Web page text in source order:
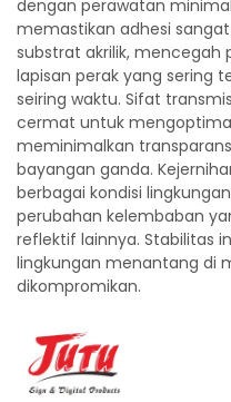
dengan perawatan
memastikan adhesi
substrat akrilik, mencegah
lapisan perak yang sering
seiring waktu. Sifat
cermat untuk
meminimalkan
bayangan ganda.
berbagai kondisi
perubahan kelembaban
reflektif lainnya. Stabilitas
lingkungan menantang di
dikompromikan.